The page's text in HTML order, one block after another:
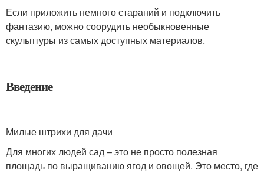
Если приложить немного стараний и подключить
фантазию, можно соорудить необыкновенные
скульптуры из самых доступных материалов.
Введение
Милые штрихи для дачи
Для многих людей сад – это не просто полезная
площадь по выращиванию ягод и овощей. Это место, где